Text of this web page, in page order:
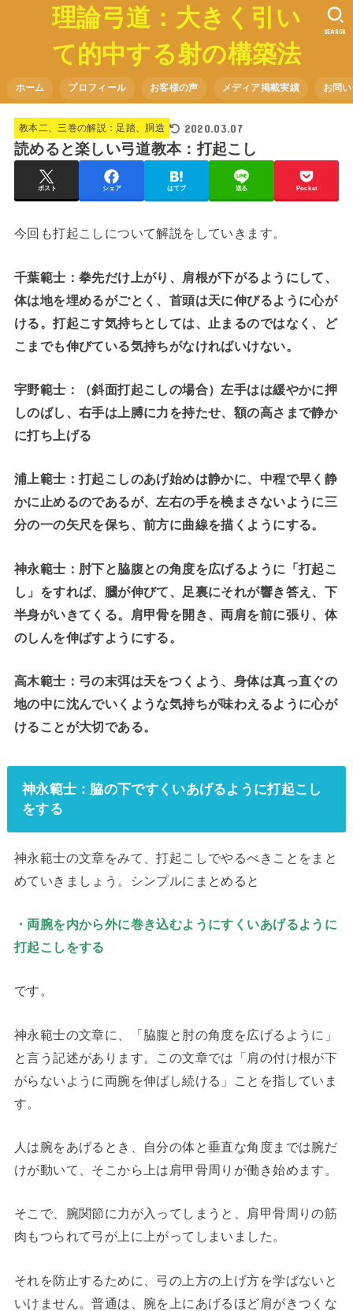
理論弓道：大きく引い
て的中する射の構築法
ホーム プロフィール お客様の声 メディア掲載実績 お問
SEARCH
教本二、三巻の解説：足踏、胴造 2020.03.07
読めると楽しい弓道教本：打起こし
ポスト シェア はてブ 送る Pocket
今回も打起こしについて解説をしていきます。
千葉範士：拳先だけ上がり、肩根が下がるようにして、
体は地を埋めるがごとく、首頭は天に伸びるように心が
ける。打起こす気持ちとしては、止まるのではなく、ど
こまでも伸びている気持ちがなければいけない。
宇野範士：（斜面打起こしの場合）左手はは緩やかに押
しのばし、右手は上膊に力を持たせ、額の高さまで静か
に打ち上げる
浦上範士：打起こしのあげ始めは静かに、中程で早く静
かに止めるのであるが、左右の手を橈まさないように三
分の一の矢尺を保ち、前方に曲線を描くようにする。
神永範士：肘下と脇腹との角度を広げるように「打起こ
し」をすれば、膕が伸びて、足裏にそれが響き答え、下
半身がいきてくる。肩甲骨を開き、両肩を前に張り、体
のしんを伸ばすようにする。
高木範士：弓の末弭は天をつくよう、身体は真っ直ぐの
地の中に沈んでいくような気持ちが味わえるように心が
けることが大切である。
神永範士：脇の下ですくいあげるように打起こし
をする
神永範士の文章をみて、打起こしでやるべきことをまと
めていきましょう。シンプルにまとめると
・両腕を内から外に巻き込むようにすくいあげるように
打起こしをする
です。
神永範士の文章に、「脇腹と肘の角度を広げるように」
と言う記述があります。この文章では「肩の付け根が下
がらないように両腕を伸ばし続ける」ことを指していま
す。
人は腕をあげるとき、自分の体と垂直な角度までは腕だ
けが動いて、そこから上は肩甲骨周りが働き始めます。
そこで、腕関節に力が入ってしまうと、肩甲骨周りの筋
肉もつられて弓が上に上がってしまいました。
それを防止するために、弓の上方の上げ方を学ばないと
いけません。普通は、腕を上にあげるほど肩がきつくな